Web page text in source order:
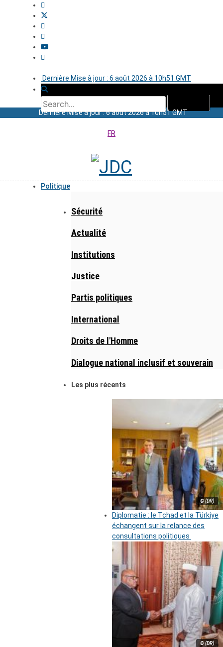
Dernière Mise à jour : 6 août 2026 à 10h51 GMT
Dernière Mise à jour : 6 août 2026 à 10h51 GMT
FR
Politique
Sécurité
Actualité
Institutions
Justice
Partis politiques
International
Droits de l'Homme
Dialogue national inclusif et souverain
Les plus récents
© (DR)
Diplomatie : le Tchad et la Türkiye
échangent sur la relance des
consultations politiques
© (DR)